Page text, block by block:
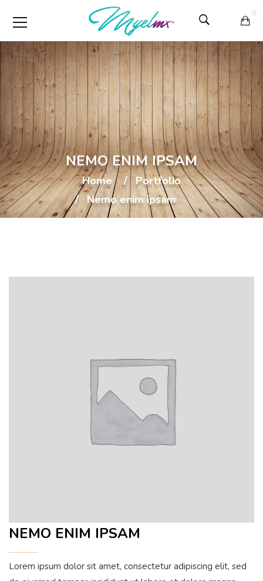
0
NEMO ENIM IPSAM
Home
Portfolio
Nemo enim ipsam
NEMO ENIM IPSAM
Lorem ipsum dolor sit amet, consectetur adipiscing elit, sed